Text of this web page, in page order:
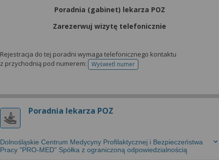
Poradnia (gabinet) lekarza POZ
Zarezerwuj wizytę telefonicznie
Rejestracja do tej poradni wymaga telefonicznego kontaktu
z przychodnią pod numerem:
Wyświetl numertelefonu do rejestracji
Poradnia lekarza POZ
Dolnośląskie Centrum Medycyny Profilaktycznej i Bezpieczeństwa
Pracy "PRO-MED" Spółka z ograniczoną odpowiedzialnością